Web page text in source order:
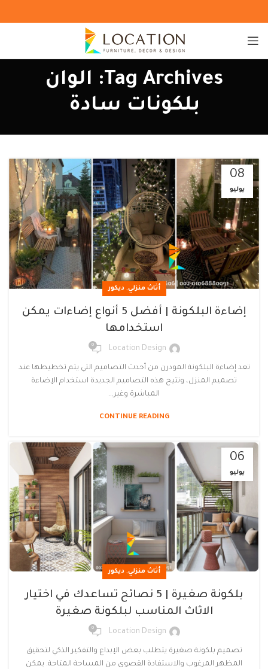
Tag Archives: الوان
بلكونات سادة
08
يوليو
أثاث منزلي, ديكور
إضاءة البلكونة | أفضل 5 أنواع إضاءات يمكن
استخدامها
Location Design
0
تعد إضاءة البلكونة المودرن من أحدث التصاميم التي يتم تخطيطها عند
تصميم المنزل، وتتيح هذه التصاميم الجديدة استخدام الإضاءة
المباشرة وغير...
CONTINUE READING
06
يوليو
أثاث منزلي, ديكور
بلكونة صغيرة | 5 نصائح تساعدك في اختيار
الاثاث المناسب لبلكونة صغيرة
Location Design
0
تصميم بلكونة صغيرة يتطلب بعض الإبداع والتفكير الذكي لتحقيق
المظهر المرغوب والاستفادة القصوى من المساحة المتاحة. يمكن